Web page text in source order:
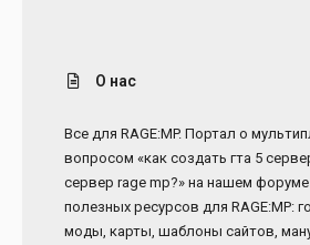
О нас
Все для RAGE:MP. Портал о
вопросом «как создать гта 5
сервер rage mp?» на нашем
полезных ресурсов для RAGE:MP:
моды, карты, шаблоны сайтов,